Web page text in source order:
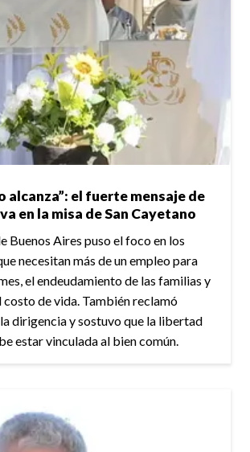
alcanza”: el fuerte mensaje de
en la misa de San Cayetano
Buenos Aires puso el foco en los
necesitan más de un empleo para
el endeudamiento de las familias y
costo de vida. También reclamó
dirigencia y sostuvo que la libertad
estar vinculada al bien común.